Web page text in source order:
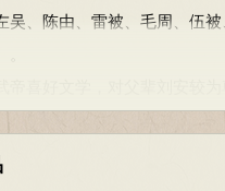
吴、陈由、雷被、毛周、伍
喜好文学，对父辈刘安较为
喜爱而秘藏。曾受命写《离
颂，直到黄昏才罢休。